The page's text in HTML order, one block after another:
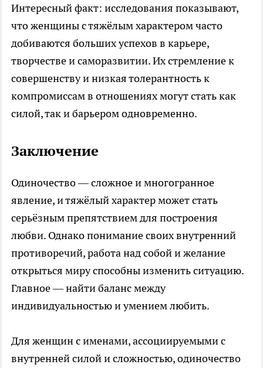
Интересный факт: исследования показывают,
что женщины с тяжёлым характером часто
добиваются больших успехов в карьере,
творчестве и саморазвитии. Их стремление к
совершенству и низкая толерантность к
компромиссам в отношениях могут стать как
силой, так и барьером одновременно.
Заключение
Одиночество — сложное и многогранное
явление, и тяжёлый характер может стать
серьёзным препятствием для построения
любви. Однако понимание своих внутренний
противоречий, работа над собой и желание
открыться миру способны изменить ситуацию.
Главное — найти баланс между
индивидуальностью и умением любить.
Для женщин с именами, ассоциируемыми с
внутренней силой и сложностью, одиночество